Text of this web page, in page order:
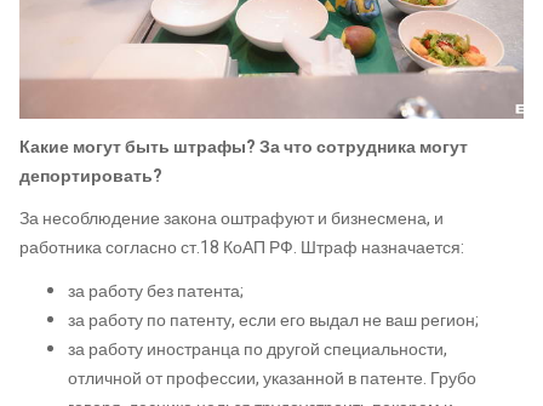
Какие могут быть штрафы? За что сотрудника могут
депортировать?
За несоблюдение закона оштрафуют и бизнесмена, и
работника согласно ст.18 КоАП РФ. Штраф назначается:
за работу без патента;
за работу по патенту, если его выдал не ваш регион;
за работу иностранца по другой специальности,
отличной от профессии, указанной в патенте. Грубо